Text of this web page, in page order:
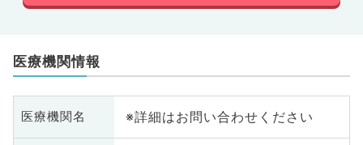
医療機関情報
医療機関名 ※詳細はお問い合わせください